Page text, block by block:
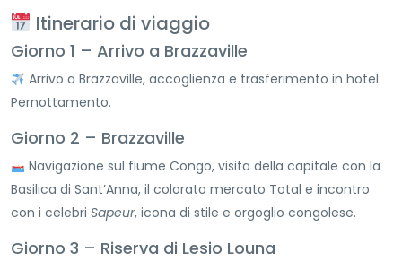
Itinerario di viaggio
Giorno 1 – Arrivo a Brazzaville
Arrivo a Brazzaville, accoglienza e trasferimento in hotel.
Pernottamento.
Giorno 2 – Brazzaville
Navigazione sul fiume Congo, visita della capitale con la
Basilica di Sant’Anna, il colorato mercato Total e incontro
con i celebri Sapeur, icona di stile e orgoglio congolese.
Giorno 3 – Riserva di Lesio Louna